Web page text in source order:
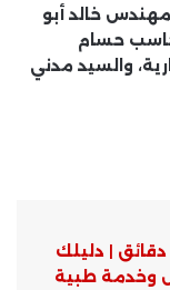
خالد أبو
حسام
والسيد مدني
| دليلك
وخدمة طبية